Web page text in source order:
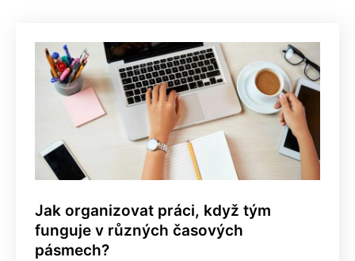
Jak organizovat práci, když tým
funguje v různých časových
pásmech?